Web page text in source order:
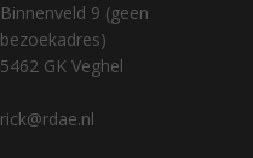
Binnenveld 9 (geen
bezoekadres)
5462 GK Veghel
rick@rdae.nl